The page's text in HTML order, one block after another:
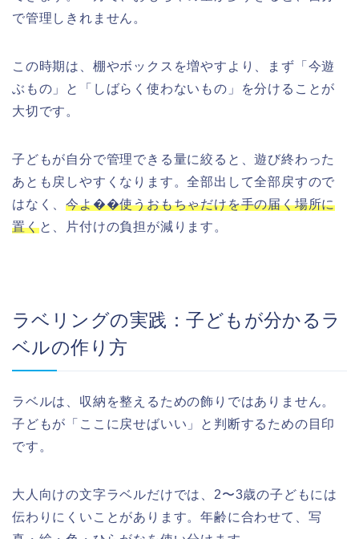
で管理しきれません。
この時期は、棚やボックスを増やすより、まず「今遊
ぶもの」と「しばらく使わないもの」を分けることが
大切です。
子どもが自分で管理できる量に絞ると、遊び終わった
あとも戻しやすくなります。全部出して全部戻すので
はなく、今よ��使うおもちゃだけを手の届く場所に
置くと、片付けの負担が減ります。
ラベリングの実践：子どもが分かるラ
ベルの作り方
ラベルは、収納を整えるための飾りではありません。
子どもが「ここに戻せばいい」と判断するための目印
です。
大人向けの文字ラベルだけでは、2〜3歳の子どもには
伝わりにくいことがあります。年齢に合わせて、写